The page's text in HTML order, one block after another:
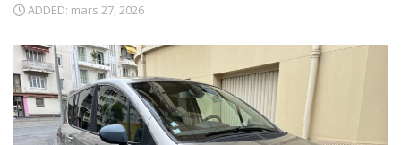
ADDED: mars 27, 2026